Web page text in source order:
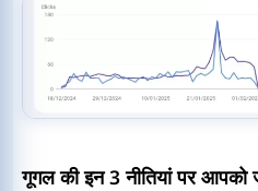
गूगल की इन 3 नीतियां पर आपको